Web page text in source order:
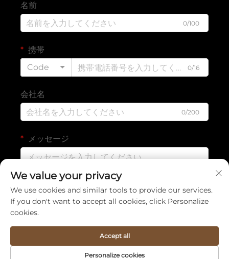
名前
0/100
携帯
Code
0/16
会社名
0/200
メッセージ
0/1000
Copyright © Quanzhou Sinya Crafts Co., Ltd. 全ての権利は予
We value your privacy
We use cookies and similar tools to provide our services.
If you don't want to accept all cookies, click Personalize
cookies.
Personalize cookies
Accept all